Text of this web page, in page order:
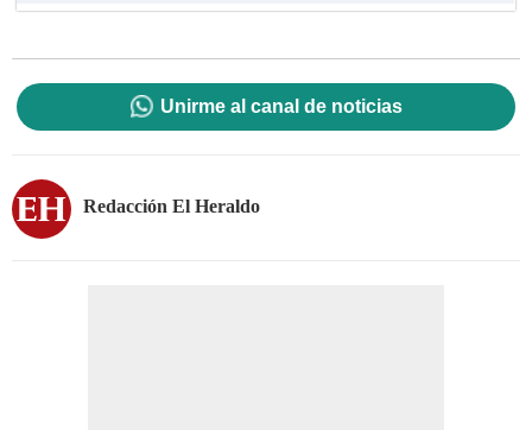
Unirme al canal de noticias
Redacción El Heraldo